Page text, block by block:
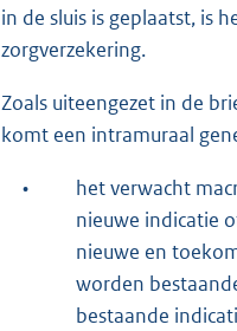
in de sluis is geplaatst, is
zorgverzekering.
Zoals uiteengezet in de
komt een intramuraal
•
het verwacht
nieuwe indicatie
nieuwe en
worden
bestaande